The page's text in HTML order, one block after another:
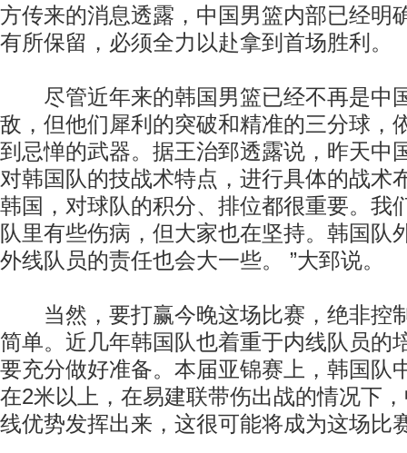
方传来的消息透露，中国男篮内部已经明
有所保留，必须全力以赴拿到首场胜利。
尽管近年来的韩国男篮已经不再是中
敌，但他们犀利的突破和精准的三分球，
到忌惮的武器。据王治郅透露说，昨天中
对韩国队的技战术特点，进行具体的战术
韩国，对球队的积分、排位都很重要。我
队里有些伤病，但大家也在坚持。韩国队
外线队员的责任也会大一些。 ”大郅说。
当然，要打赢今晚这场比赛，绝非控
简单。近几年韩国队也着重于内线队员的
要充分做好准备。本届亚锦赛上，韩国队
在2米以上，在易建联带伤出战的情况下
线优势发挥出来，这很可能将成为这场比